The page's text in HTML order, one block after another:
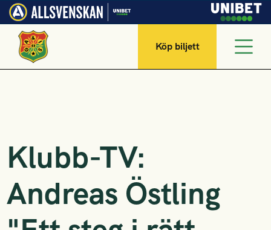
Köp biljett
Klubb-TV:
Andreas Östling